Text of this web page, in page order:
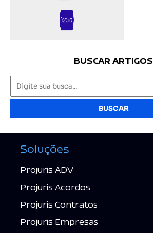
BUSCAR ARTIGOS
BUSCAR
Soluções
Projuris ADV
Projuris Acordos
Projuris Contratos
Projuris Empresas